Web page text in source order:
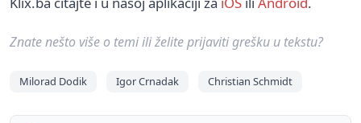
Znate nešto više o temi ili želite prijaviti grešku u tekstu?
Milorad Dodik Igor Crnadak Christian Schmidt